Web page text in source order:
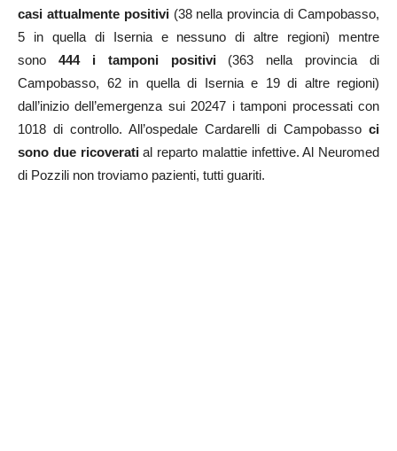
casi attualmente positivi(38 nella provincia di Campobasso,
5 in quella di Isernia e nessuno di altre regioni) mentre
sono 444 i tamponi positivi(363 nella provincia di
Campobasso, 62 in quella di Isernia e 19 di altre regioni)
dall’inizio dell’emergenza sui 20247 i tamponi processati con
1018 di controllo. All’ospedale Cardarelli di Campobasso ci
sono due ricoveratial reparto malattie infettive. Al Neuromed
di Pozzili non troviamo pazienti, tutti guariti.